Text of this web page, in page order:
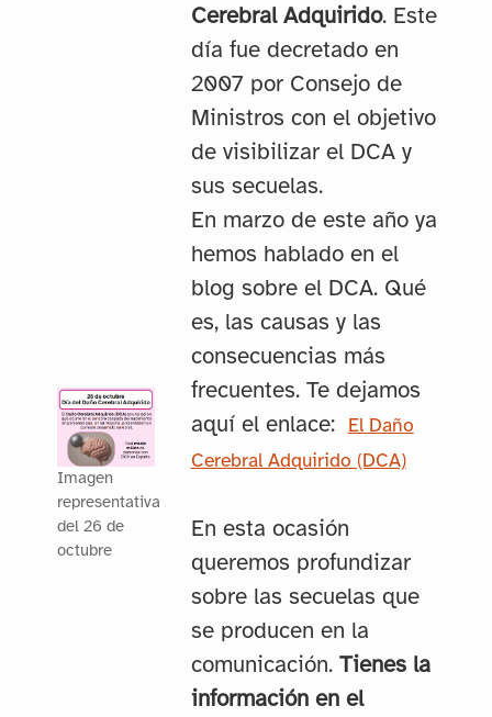
Imagen
representativa
del 26 de
octubre
Cerebral Adquirido. Este
día fue decretado en
2007 por Consejo de
Ministros con el objetivo
de visibilizar el DCA y
sus secuelas.
En marzo de este año ya
hemos hablado en el
blog sobre el DCA. Qué
es, las causas y las
consecuencias más
frecuentes. Te dejamos
aquí el enlace:
El Daño
Cerebral Adquirido (DCA)
En esta ocasión
queremos profundizar
sobre las secuelas que
se producen en la
comunicación. Tienes la
información en el